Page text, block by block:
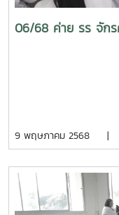
06/68 ค่าย รร จัก
9 พฤษภาคม 2568 |